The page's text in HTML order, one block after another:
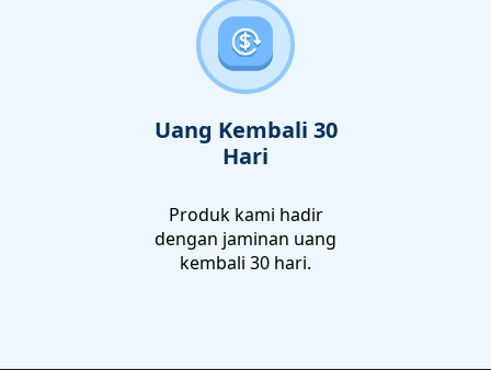
Uang Kembali 30
Hari
Produk kami hadir
dengan jaminan uang
kembali 30 hari.